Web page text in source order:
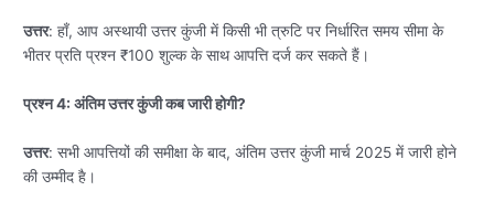
उत्तर: हाँ, आप अस्थायी उत्तर कुंजी में किसी भी त्रुटि पर निर्धारित समय सीमा के
भीतर प्रति प्रश्न ₹100 शुल्क के साथ आपत्ति दर्ज कर सकते हैं।
प्रश्न 4: अंतिम उत्तर कुंजी कब जारी होगी?
उत्तर: सभी आपत्तियों की समीक्षा के बाद, अंतिम उत्तर कुंजी मार्च 2025 में जारी होने
की उम्मीद है।